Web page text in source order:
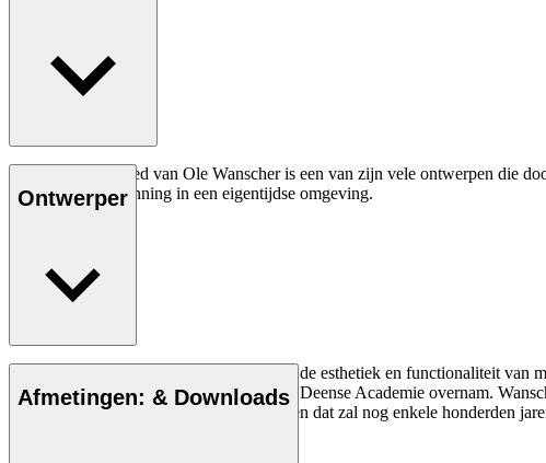
Het OW150 daybed van Ole Wanscher is een van zijn vele ontwerpen die
comfort en ontspanning in een eigentijdse omgeving.
Ontwerper
Ole Wanscher was van vitaal belang voor de esthetiek en functionaliteit van
hij Klints professoraat aan de Koninklijke Deense Academie overnam.
Wanscher stoel is elke dag een belevenis en dat zal nog enkele honderden
Afmetingen: & Downloads